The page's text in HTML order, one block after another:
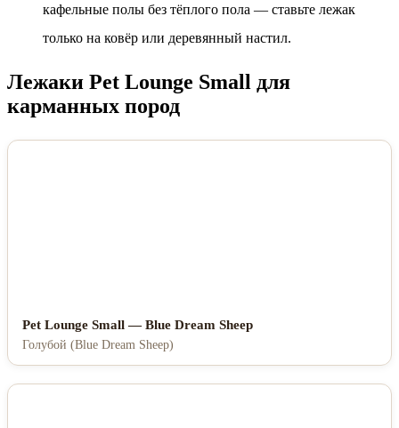
кафельные полы без тёплого пола — ставьте лежак
только на ковёр или деревянный настил.
Лежаки Pet Lounge Small для
карманных пород
Pet Lounge Small — Blue Dream Sheep
Голубой (Blue Dream Sheep)